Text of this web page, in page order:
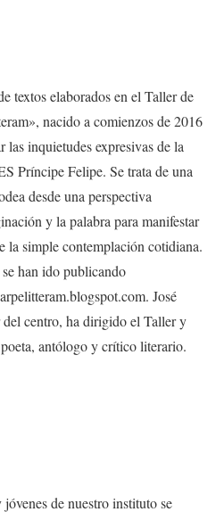
textos elaborados en el Taller de
nacido a comienzos de 2016
inquietudes expresivas de la
Príncipe Felipe. Se trata de una
desde una perspectiva
y la palabra para manifestar
la simple contemplación cotidiana.
han ido publicando
José
centro, ha dirigido el Taller y
antólogo y crítico literario.
de nuestro instituto se